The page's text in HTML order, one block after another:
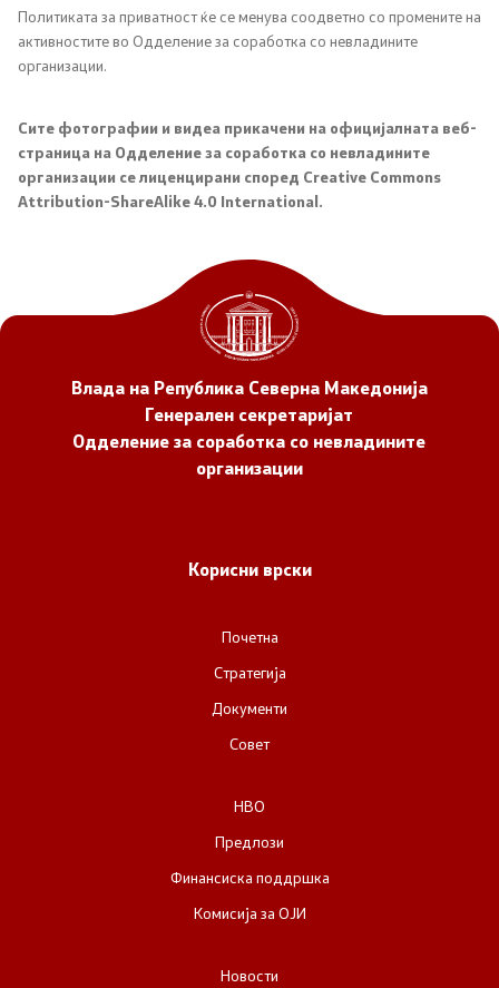
Политиката за приватност ќе се менува соодветно со промените на
активностите во Одделение за соработка со невладините
организации.
Сите фотографии и видеа прикачени на официјалната веб-
страница на Одделение за соработка со невладините
организации се лиценцирани според Creative Commons
Attribution-ShareAlike 4.0 International.
Влада на Република Северна Македонија
Генерален секретаријат
Одделение за соработка со невладините
организации
Корисни врски
Почетна
Стратегија
Документи
Совет
НВО
Предлози
Финансиска поддршка
Комисија за ОЈИ
Новости